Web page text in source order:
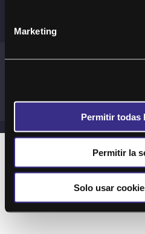
Marketing
Permitir todas
Permitir la
Solo usar
Términos y Cond.
Preguntas